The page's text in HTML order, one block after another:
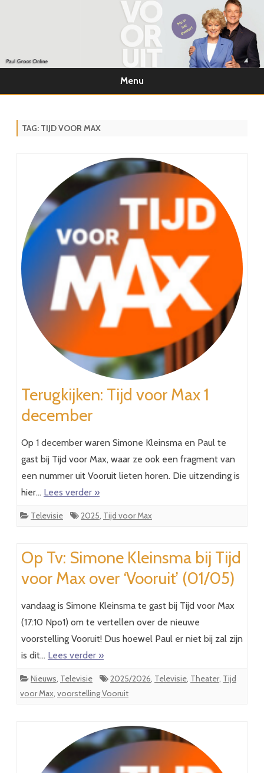
Menu
TAG: TIJD VOOR MAX
Terugkijken: Tijd voor Max 1
december
Op 1 december waren Simone Kleinsma en Paul te
gast bij Tijd voor Max, waar ze ook een fragment van
een nummer uit Vooruit lieten horen. Die uitzending is
hier… Lees verder »
Televisie 2025, Tijd voor Max
Op Tv: Simone Kleinsma bij Tijd
voor Max over ‘Vooruit’ (01/05)
vandaag is Simone Kleinsma te gast bij Tijd voor Max
(17:10 Npo1) om te vertellen over de nieuwe
voorstelling Vooruit! Dus hoewel Paul er niet bij zal zijn
is dit… Lees verder »
Nieuws, Televisie 2025/2026, Televisie, Theater, Tijd
voor Max, voorstelling Vooruit